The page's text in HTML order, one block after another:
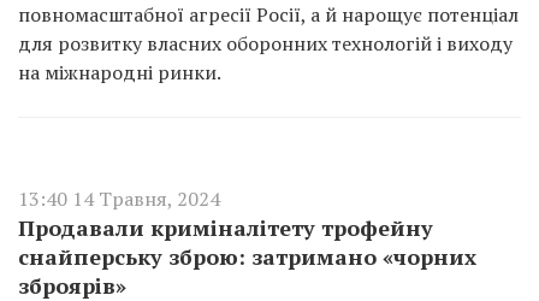
повномасштабної агресії Росії, а й нарощує потенціал
для розвитку власних оборонних технологій і виходу
на міжнародні ринки.
13:40 14 Травня, 2024
Продавали криміналітету трофейну
снайперську зброю: затримано «чорних
зброярів»